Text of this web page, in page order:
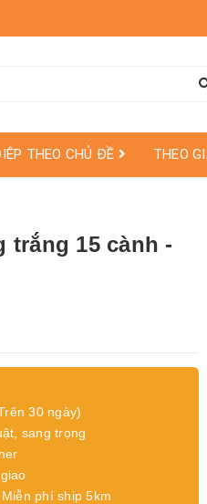
THEO CHỦ ĐỀ THEO
trắng 15 cành -
30 ngày)
sang trọng
phí ship 5km